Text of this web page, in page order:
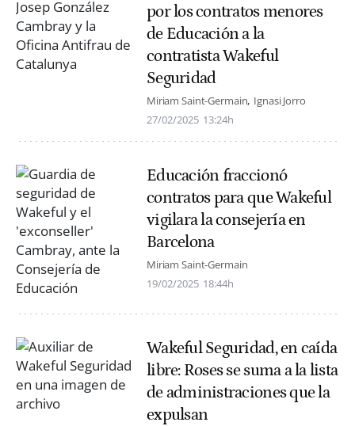
por los contratos menores
de Educación a la
contratista Wakeful
Seguridad
Miriam Saint-Germain Ignasi Jorro
27/02/2025 13:24h
Educación fraccionó
contratos para que Wakeful
vigilara la consejería en
Barcelona
Miriam Saint-Germain
19/02/2025 18:44h
Wakeful Seguridad, en caída
libre: Roses se suma a la lista
de administraciones que la
expulsan